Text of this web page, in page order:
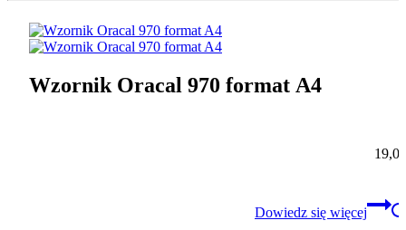
Wzornik Oracal 970 format A4
Dowiedz się więcej